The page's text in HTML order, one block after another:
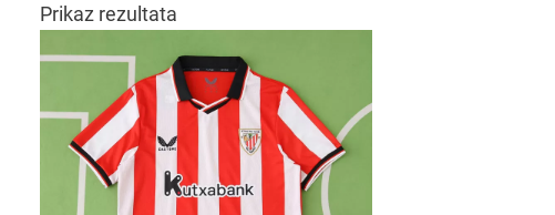
Prikaz rezultata